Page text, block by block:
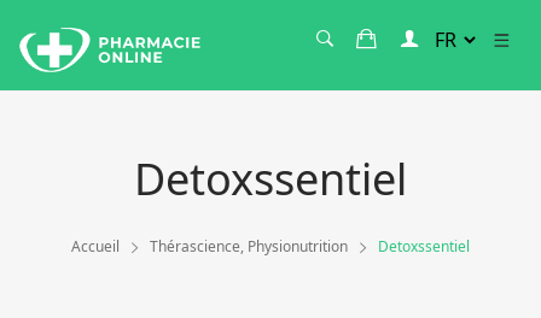
Detoxssentiel
Accueil Thérascience, Physionutrition Detoxssentiel